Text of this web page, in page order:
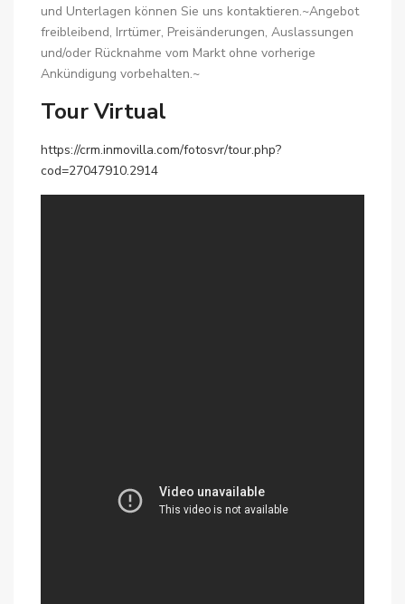
und Unterlagen können Sie uns kontaktieren.~Angebot
freibleibend, Irrtümer, Preisänderungen, Auslassungen
und/oder Rücknahme vom Markt ohne vorherige
Ankündigung vorbehalten.~
Tour Virtual
https://crm.inmovilla.com/fotosvr/tour.php?
cod=27047910.2914